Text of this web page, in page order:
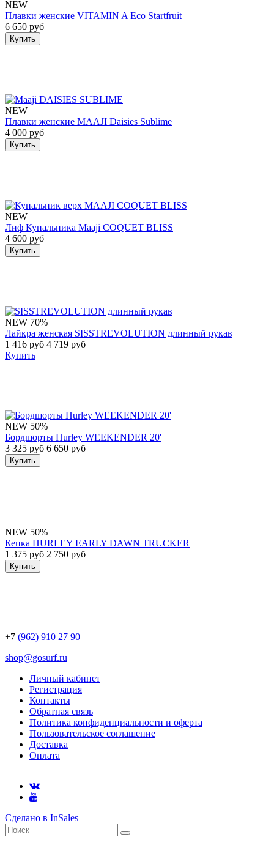
NEW
Плавки женские VITAMIN A Eco Startfruit
6 650 руб
Купить
NEW
Плавки женские MAAJI Daisies Sublime
4 000 руб
Купить
NEW
Лиф Купальника Maaji COQUET BLISS
4 600 руб
Купить
NEW 70%
Лайкра женская SISSTREVOLUTION длинный рукав
1 416 руб 4 719 руб
Купить
NEW 50%
Бордшорты Hurley WEEKENDER 20'
3 325 руб 6 650 руб
Купить
NEW 50%
Кепка HURLEY EARLY DAWN TRUCKER
1 375 руб 2 750 руб
Купить
+7 (962) 910 27 90
shop@gosurf.ru
Личный кабинет
Регистрация
Контакты
Обратная связь
Политика конфиденциальности и оферта
Пользовательское соглашение
Доставка
Оплата
Сделано в InSales